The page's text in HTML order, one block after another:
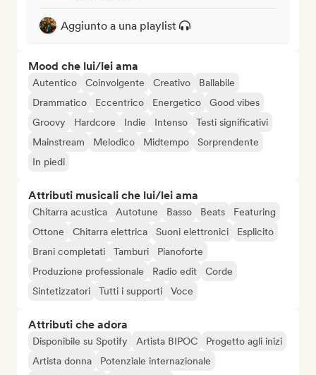
Aggiunto a una playlist
Mood che lui/lei ama
Autentico Coinvolgente Creativo
Ballabile
Drammatico
Eccentrico Energetico
Good vibes
Groovy
Hardcore Indie Intenso
Testi significativi
Mainstream
Melodico Midtempo
Sorprendente
In piedi
Attributi musicali che lui/lei ama
Chitarra acustica Autotune Basso Beats
Featuring
Ottone
Chitarra elettrica Suoni elettronici
Esplicito
Brani completati
Tamburi
Pianoforte
Produzione professionale
Radio edit
Corde
Sintetizzatori
Tutti i supporti Voce
Attributi che adora
Disponibile su Spotify Artista BIPOC
Progetto agli inizi
Artista donna
Potenziale internazionale